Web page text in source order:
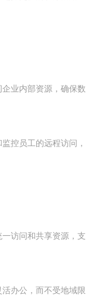
业内部资源，确保数
控员工的远程访问，
访问和共享资源，支
办公，而不受地域限